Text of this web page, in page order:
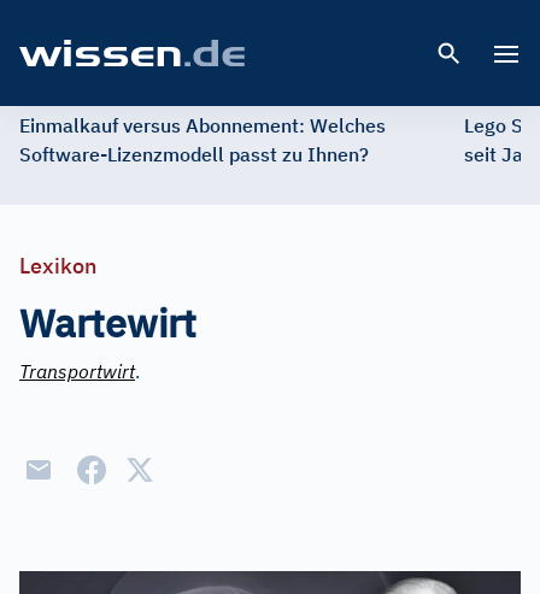
Einmalkauf versus Abonnement: Welches
Software-Lizenzmodell passt zu Ihnen?
Lego
seit
Lexikon
Wartewirt
Transportwirt.